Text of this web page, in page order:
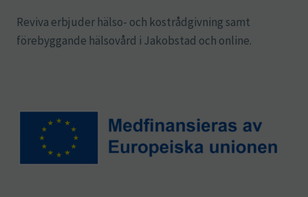
Reviva erbjuder hälso- och kostrådgivning samt
förebyggande hälsovård i Jakobstad och online.